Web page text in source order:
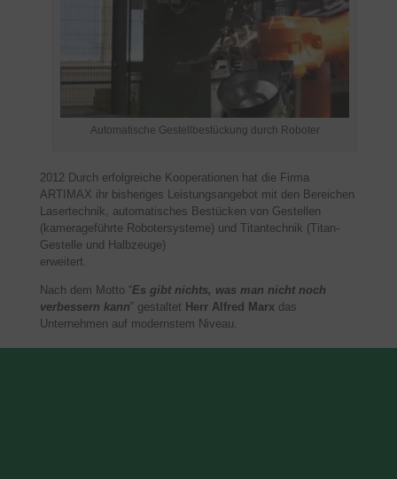
Automatische Gestellbestückung durch Roboter
2012 Durch erfolgreiche Kooperationen hat die Firma
ARTIMAX ihr bisheriges Leistungsangebot mit den Bereichen
Lasertechnik, automatisches Bestücken von Gestellen
(kamerageführte Robotersysteme) und Titantechnik (Titan-
Gestelle und Halbzeuge)
erweitert.
Nach dem Motto “Es gibt nichts, was man nicht noch
verbessern kann” gestaltet Herr Alfred Marxdas
Unternehmen auf modernstem Niveau.